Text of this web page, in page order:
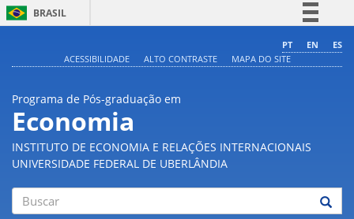
BRASIL
Comunica BR
PT EN
ES
ACESSIBILIDADE
ALTO CONTRASTE MAPA DO SITE
Programa de Pós-graduação em
Economia
INSTITUTO DE ECONOMIA E RELAÇÕES INTERNACIONAIS
UNIVERSIDADE FEDERAL DE UBERLÂNDIA